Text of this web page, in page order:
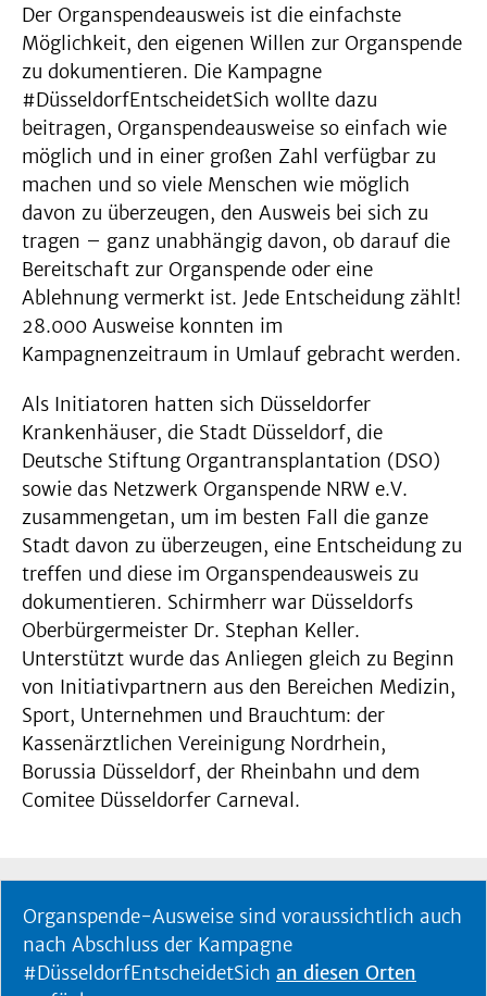
Der Organspendeausweis ist die einfachste
Möglichkeit, den eigenen Willen zur Organspende
zu dokumentieren. Die Kampagne
#DüsseldorfEntscheidetSich wollte dazu
beitragen, Organspendeausweise so einfach wie
möglich und in einer großen Zahl verfügbar zu
machen und so viele Menschen wie möglich
davon zu überzeugen, den Ausweis bei sich zu
tragen – ganz unabhängig davon, ob darauf die
Bereitschaft zur Organspende oder eine
Ablehnung vermerkt ist. Jede Entscheidung zählt!
28.000 Ausweise konnten im
Kampagnenzeitraum in Umlauf gebracht werden.
Als Initiatoren hatten sich Düsseldorfer
Krankenhäuser, die Stadt Düsseldorf, die
Deutsche Stiftung Organtransplantation (DSO)
sowie das Netzwerk Organspende NRW e.V.
zusammengetan, um im besten Fall die ganze
Stadt davon zu überzeugen, eine Entscheidung zu
treffen und diese im Organspendeausweis zu
dokumentieren. Schirmherr war Düsseldorfs
Oberbürgermeister Dr. Stephan Keller.
Unterstützt wurde das Anliegen gleich zu Beginn
von Initiativpartnern aus den Bereichen Medizin,
Sport, Unternehmen und Brauchtum: der
Kassenärztlichen Vereinigung Nordrhein,
Borussia Düsseldorf, der Rheinbahn und dem
Comitee Düsseldorfer Carneval.
Organspende-Ausweise sind voraussichtlich auch
nach Abschluss der Kampagne
#DüsseldorfEntscheidetSich an diesen Orten